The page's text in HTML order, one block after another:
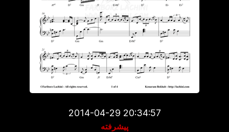
2014-04-29 20:34:57
پیشرفته